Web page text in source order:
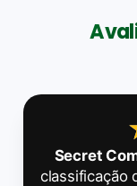
Secret
classificação